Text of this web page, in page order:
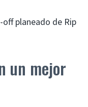
planeado de Rip
un mejor